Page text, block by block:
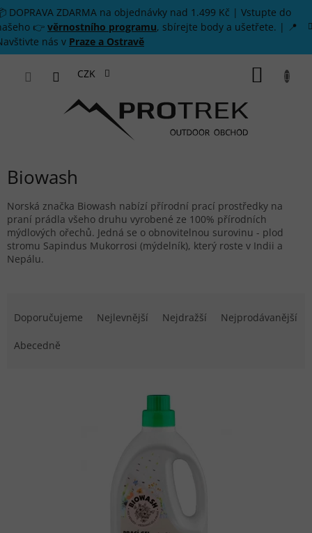
Přejít na obsah
DOPRAVA ZDARMA na objednávky nad 1.499 Kč | Vstupte do
👉 věrnostního programu, sbírejte body a ušetřete. | 📍
nás v Praze a Ostravě
CZK
Biowash
Norská značka Biowash nabízí přírodní prací prostředky na
praní prádla všeho druhu vyrobené ze 100% přírodních
mýdlových ořechů. Jedná se o obnovitelnou surovinu - plod
stromu Sapindus Mukorrosi (mýdelník), který roste v Indii a
Nepálu.
Doporučujeme Nejlevnější Nejdražší Nejprodávanější
Abecedně